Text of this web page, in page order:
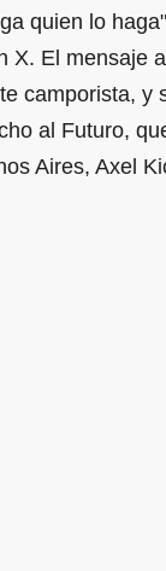
quien lo
X. El mensaje
camporista, y
al Futuro,
Aires, Axel